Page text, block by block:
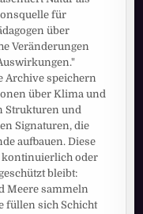
für
über
Veränderungen
Archive speichern
über Klima und
Strukturen und
Signaturen, die
aufbauen. Diese
kontinuierlich oder
bleibt:
Meere sammeln
füllen sich Schicht